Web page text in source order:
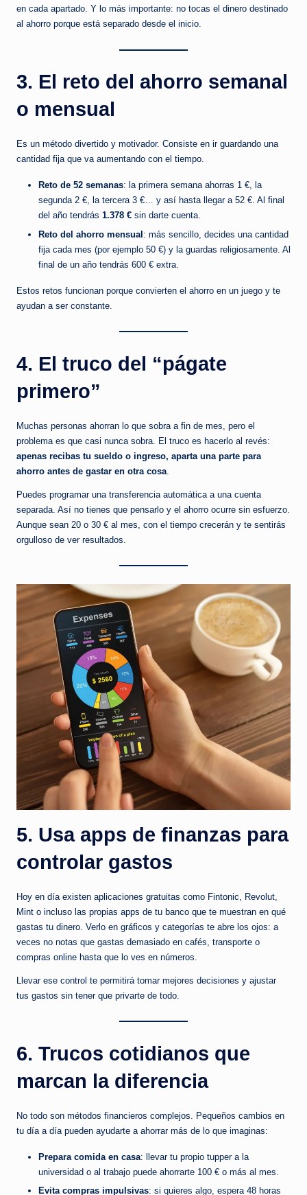
en cada apartado. Y lo más importante: no tocas el dinero destinado
al ahorro porque está separado desde el inicio.
3. El reto del ahorro semanal
o mensual
Es un método divertido y motivador. Consiste en ir guardando una
cantidad fija que va aumentando con el tiempo.
Reto de 52 semanas: la primera semana ahorras 1 €, la
segunda 2 €, la tercera 3 €… y así hasta llegar a 52 €. Al final
del año tendrás 1.378 € sin darte cuenta.
Reto del ahorro mensual: más sencillo, decides una cantidad
fija cada mes (por ejemplo 50 €) y la guardas religiosamente. Al
final de un año tendrás 600 € extra.
Estos retos funcionan porque convierten el ahorro en un juego y te
ayudan a ser constante.
4. El truco del “págate
primero”
Muchas personas ahorran lo que sobra a fin de mes, pero el
problema es que casi nunca sobra. El truco es hacerlo al revés:
apenas recibas tu sueldo o ingreso, aparta una parte para
ahorro antes de gastar en otra cosa
Puedes programar una transferencia automática a una cuenta
separada. Así no tienes que pensarlo y el ahorro ocurre sin esfuerzo.
Aunque sean 20 o 30 € al mes, con el tiempo crecerán y te sentirás
orgulloso de ver resultados.
5. Usa apps de finanzas para
controlar gastos
Hoy en día existen aplicaciones gratuitas como Fintonic, Revolut,
Mint o incluso las propias apps de tu banco que te muestran en qué
gastas tu dinero. Verlo en gráficos y categorías te abre los ojos: a
veces no notas que gastas demasiado en cafés, transporte o
compras online hasta que lo ves en números.
Llevar ese control te permitirá tomar mejores decisiones y ajustar
tus gastos sin tener que privarte de todo.
6. Trucos cotidianos que
marcan la diferencia
No todo son métodos financieros complejos. Pequeños cambios en
tu día a día pueden ayudarte a ahorrar más de lo que imaginas:
Prepara comida en casa: llevar tu propio tupper a la
universidad o al trabajo puede ahorrarte 100 € o más al mes.
Evita compras impulsivas: si quieres algo, espera 48 horas